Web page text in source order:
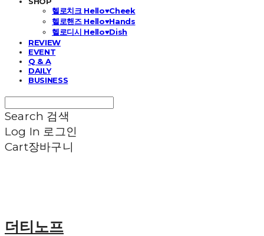
헬로치크 Hello♥Cheek
헬로핸즈 Hello♥Hands
헬로디시 Hello♥Dish
REVIEW
EVENT
Q & A
DAILY
BUSINESS
Search 검색
Log In 로그인
Cart장바구니
더티노프